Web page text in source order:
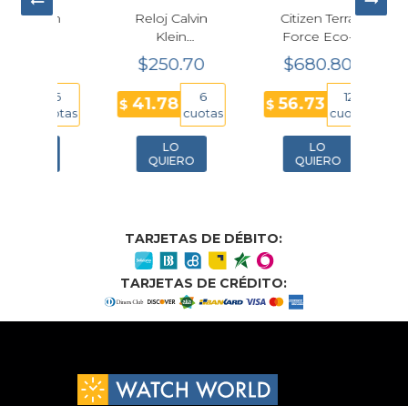
Reloj Calvin
Performance
Cuarzo Azul
43mm
Hombre
$250.70
41.78
6
cuotas
QUIERO
Citizen Terra
Force Eco-
Drive AW1886-
59L Azul 43
mm
$680.80
56.73
12
cuotas
QUIERO
TARJETAS DE DÉBITO:
TARJETAS DE CRÉDITO: